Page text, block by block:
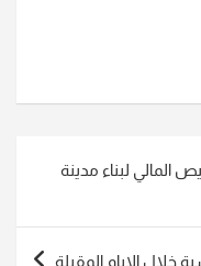
المالي لبناء مدينة
الايام المقبلة